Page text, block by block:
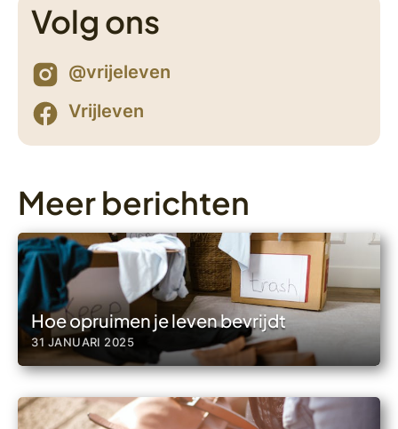
Volg ons
@vrijeleven
Vrijleven
Meer berichten
Hoe opruimen je leven bevrijdt
31 JANUARI 2025